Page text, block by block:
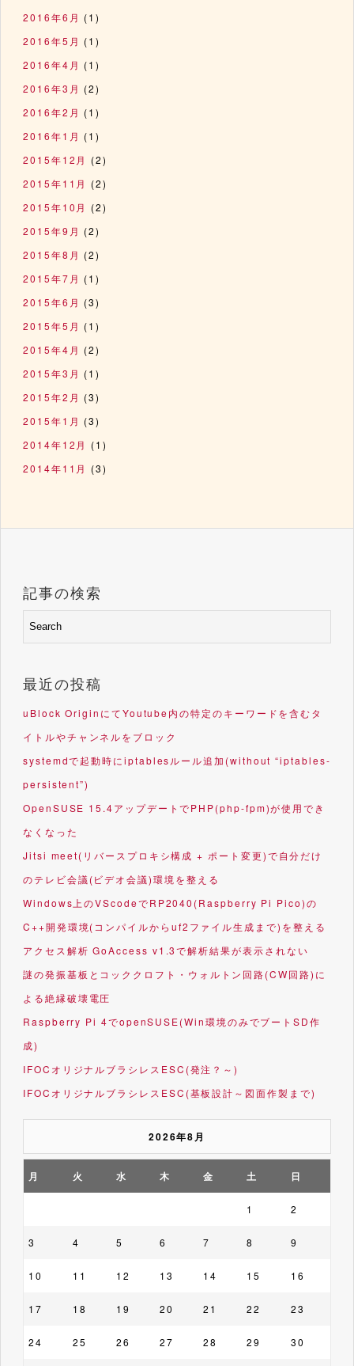
2016年6月 (1)
2016年5月 (1)
2016年4月 (1)
2016年3月 (2)
2016年2月 (1)
2016年1月 (1)
2015年12月 (2)
2015年11月 (2)
2015年10月 (2)
2015年9月 (2)
2015年8月 (2)
2015年7月 (1)
2015年6月 (3)
2015年5月 (1)
2015年4月 (2)
2015年3月 (1)
2015年2月 (3)
2015年1月 (3)
2014年12月 (1)
2014年11月 (3)
記事の検索
最近の投稿
uBlock OriginにてYoutube内の特定のキーワードを含むタ
イトルやチャンネルをブロック
systemdで起動時にiptablesルール追加(without “iptables-
persistent”)
OpenSUSE 15.4アップデートでPHP(php-fpm)が使用でき
なくなった
Jitsi meet(リバースプロキシ構成 + ポート変更)で自分だけ
のテレビ会議(ビデオ会議)環境を整える
Windows上のVScodeでRP2040(Raspberry Pi Pico)の
C++開発環境(コンパイルからuf2ファイル生成まで)を整える
アクセス解析 GoAccess v1.3で解析結果が表示されない
謎の発振基板とコッククロフト・ウォルトン回路(CW回路)に
よる絶縁破壊電圧
Raspberry Pi 4でopenSUSE(Win環境のみでブートSD作
成)
IFOCオリジナルブラシレスESC(発注？～)
IFOCオリジナルブラシレスESC(基板設計～図面作製まで)
2026年8月
月 火 水 木 金 土 日
1 2
3 4 5 6 7 8 9
10 11 12 13 14 15 16
17 18 19 20 21 22 23
24 25 26 27 28 29 30